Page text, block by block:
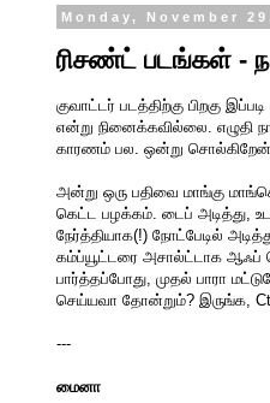
Monday, November
ரிசண்ட் படங்கள் -
குவாட்டர் படத்திற்கு பிறகு
என்று நினைக்கவில்லை. எழுதி
காரணம் பல. ஒன்று
அன்று ஒரு பதிவை மாங்கு
கெட்ட பழக்கம். டைப் அடித்து,
நேர்த்தியாக(!) நோட்பேடில்
கம்ப்யூட்டரை அசால்ட்டாக ஆஃப்
பார்த்தப்போது, முதல் பாரா
செய்யவா தோன்றும்? இருங்க,
---
மைனா